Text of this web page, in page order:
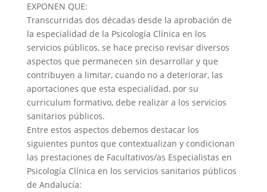
EXPONEN QUE:
Transcurridas dos décadas desde la aprobación de
la especialidad de la Psicología Clínica en los
servicios públicos, se hace preciso revisar diversos
aspectos que permanecen sin desarrollar y que
contribuyen a limitar, cuando no a deteriorar, las
aportaciones que esta especialidad, por su
curriculum formativo, debe realizar a los servicios
sanitarios públicos.
Entre estos aspectos debemos destacar los
siguientes puntos que contextualizan y condicionan
las prestaciones de Facultativos/as Especialistas en
Psicología Clínica en los servicios sanitarios públicos
de Andalucía: